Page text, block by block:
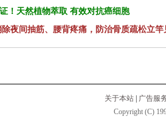
！天然植物萃取 有效对抗癌细胞
夜间抽筋、腰背疼痛，防治骨质疏松立竿
关于本站
广告服
Copyright (C)